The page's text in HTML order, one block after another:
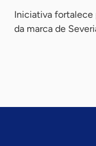
Iniciativa fortalece
da marca de